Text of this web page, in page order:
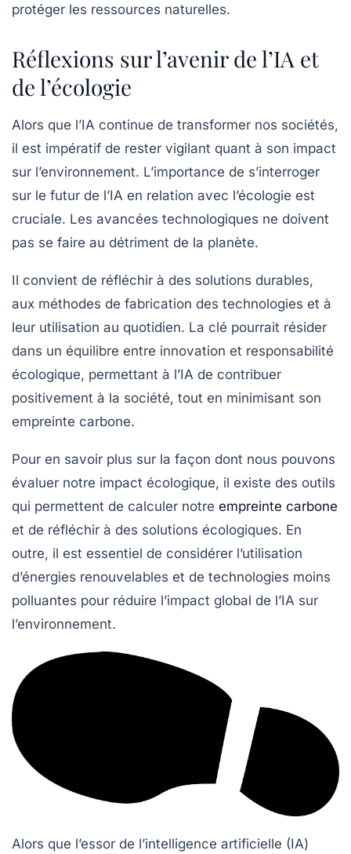
protéger les ressources naturelles.
Réflexions sur l’avenir de l’IA et
de l’écologie
Alors que l’IA continue de transformer nos sociétés,
il est impératif de rester vigilant quant à son impact
sur l’environnement. L’importance de s’interroger
sur le futur de l’IA en relation avec l’écologie est
cruciale. Les avancées technologiques ne doivent
pas se faire au détriment de la planète.
Il convient de réfléchir à des solutions durables,
aux méthodes de fabrication des technologies et à
leur utilisation au quotidien. La clé pourrait résider
dans un équilibre entre innovation et responsabilité
écologique, permettant à l’IA de contribuer
positivement à la société, tout en minimisant son
empreinte carbone.
Pour en savoir plus sur la façon dont nous pouvons
évaluer notre impact écologique, il existe des outils
qui permettent de calculer notre empreinte carbone
et de réfléchir à des solutions écologiques. En
outre, il est essentiel de considérer l’utilisation
d’énergies renouvelables et de technologies moins
polluantes pour réduire l’impact global de l’IA sur
l’environnement.
Alors que l’essor de l’intelligence artificielle (IA)